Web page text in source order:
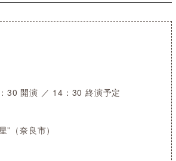
30 開演 ／ 14：30 終演予定
”（奈良市）